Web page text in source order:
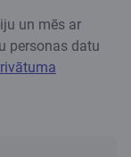
un mēs ar
personas datu